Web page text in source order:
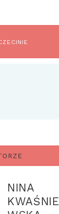
NINA
KWAŚNIE